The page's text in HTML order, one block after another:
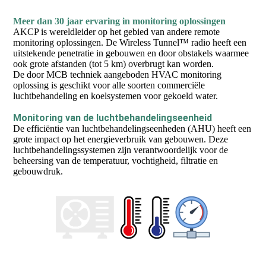
Meer dan 30 jaar ervaring in monitoring oplossingen
AKCP is wereldleider op het gebied van andere remote
monitoring oplossingen. De Wireless Tunnel™ radio heeft een
uitstekende penetratie in gebouwen en door obstakels waarmee
ook grote afstanden (tot 5 km) overbrugt kan worden.
De door MCB techniek aangeboden HVAC monitoring
oplossing is geschikt voor alle soorten commerciële
luchtbehandeling en koelsystemen voor gekoeld water.
Monitoring van de luchtbehandelingseenheid
De efficiëntie van luchtbehandelingseenheden (AHU) heeft een
grote impact op het energieverbruik van gebouwen. Deze
luchtbehandelingssystemen zijn verantwoordelijk voor de
beheersing van de temperatuur, vochtigheid, filtratie en
gebouwdruk.